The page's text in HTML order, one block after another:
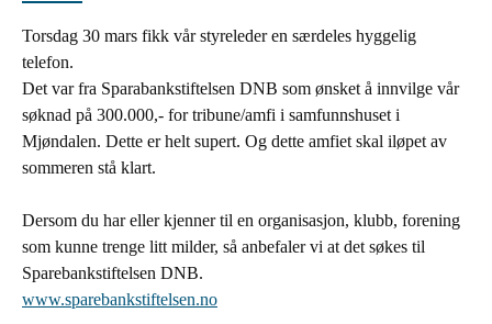
Torsdag 30 mars fikk vår styreleder en særdeles hyggelig
telefon.
Det var fra Sparabankstiftelsen DNB som ønsket å innvilge vår
søknad på 300.000,- for tribune/amfi i samfunnshuset i
Mjøndalen. Dette er helt supert. Og dette amfiet skal iløpet av
sommeren stå klart.
Dersom du har eller kjenner til en organisasjon, klubb, forening
som kunne trenge litt milder, så anbefaler vi at det søkes til
Sparebankstiftelsen DNB.
www.sparebankstiftelsen.no